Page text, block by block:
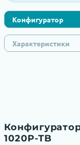
Конфигуратор
Характеристики
1020P-TB